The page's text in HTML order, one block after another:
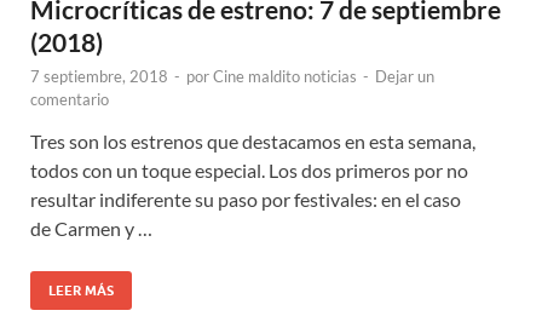
Microcríticas de estreno: 7 de septiembre
(2018)
7 septiembre, 2018 - porCine maldito noticias - Dejar un
comentario
Tres son los estrenos que destacamos en esta semana,
todos con un toque especial. Los dos primeros por no
resultar indiferente su paso por festivales: en el caso
de Carmen y …
LEER MÁS